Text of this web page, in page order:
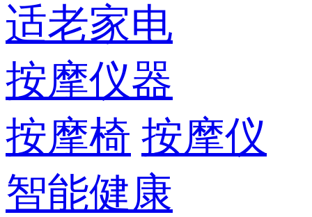
适老家电
按摩仪器
按摩椅 按摩仪
智能健康